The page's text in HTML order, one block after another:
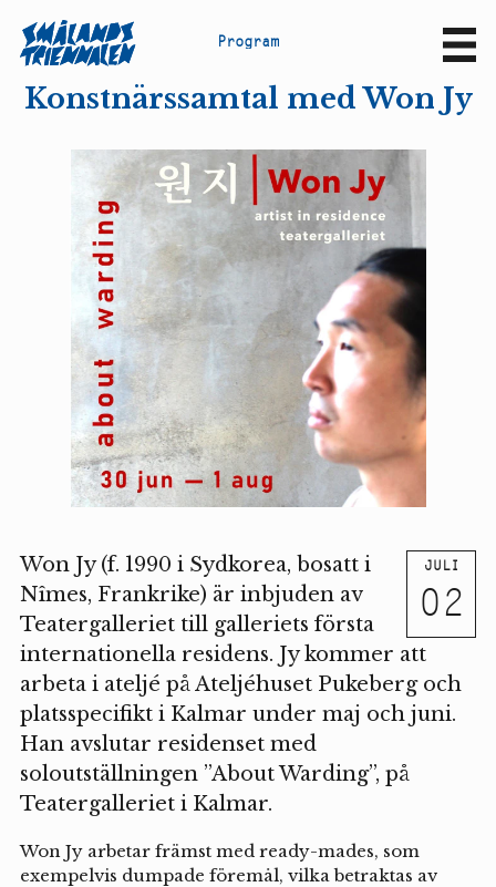
Program
Konstnärssamtal med Won Jy
JULI
02
Won Jy (f. 1990 i Sydkorea, bosatt i
Nîmes, Frankrike) är inbjuden av
Teatergalleriet till galleriets första
internationella residens. Jy kommer att
arbeta i ateljé på Ateljéhuset Pukeberg och
platsspecifikt i Kalmar under maj och juni.
Han avslutar residenset med
soloutställningen ”About Warding”, på
Teatergalleriet i Kalmar.
Won Jy arbetar främst med ready-mades, som
exempelvis dumpade föremål, vilka betraktas av